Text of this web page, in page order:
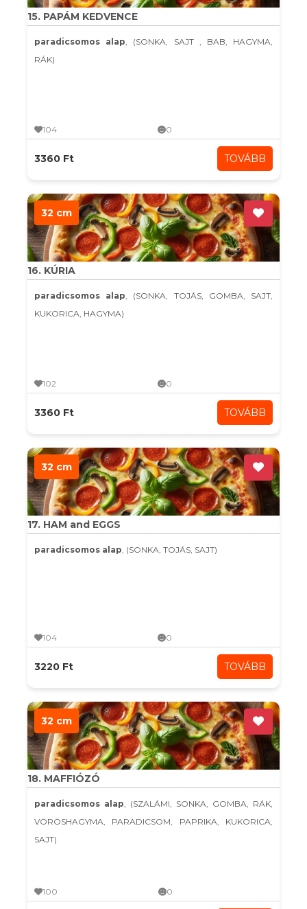
15. PAPÁM KEDVENCE
paradicsomos alap, (SONKA, SAJT , BAB, HAGYMA,
RÁK)
104 0
3360 Ft TOVÁBB
32 cm
16. KÚRIA
paradicsomos alap, (SONKA, TOJÁS, GOMBA, SAJT,
KUKORICA, HAGYMA)
102 0
3360 Ft TOVÁBB
32 cm
17. HAM and EGGS
paradicsomos alap, (SONKA, TOJÁS, SAJT)
104 0
3220 Ft TOVÁBB
32 cm
18. MAFFIÓZÓ
paradicsomos alap, (SZALÁMI, SONKA, GOMBA, RÁK,
VÖRÖSHAGYMA, PARADICSOM, PAPRIKA, KUKORICA,
SAJT)
100 0